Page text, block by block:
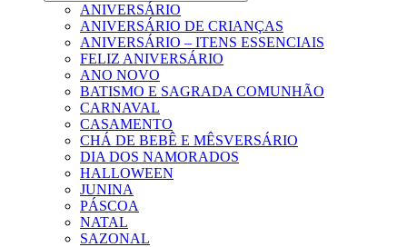
ANIVERSÁRIO
ANIVERSÁRIO DE CRIANÇAS
ANIVERSÁRIO – ITENS ESSENCIAIS
FELIZ ANIVERSÁRIO
ANO NOVO
BATISMO E SAGRADA COMUNHÃO
CARNAVAL
CASAMENTO
CHÁ DE BEBÊ E MÊSVERSÁRIO
DIA DOS NAMORADOS
HALLOWEEN
JUNINA
PÁSCOA
NATAL
SAZONAL